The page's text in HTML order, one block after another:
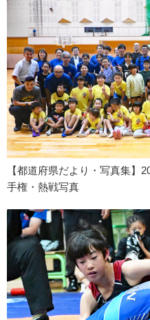
【都道府県だより・写真集】
手権・熱戦写真